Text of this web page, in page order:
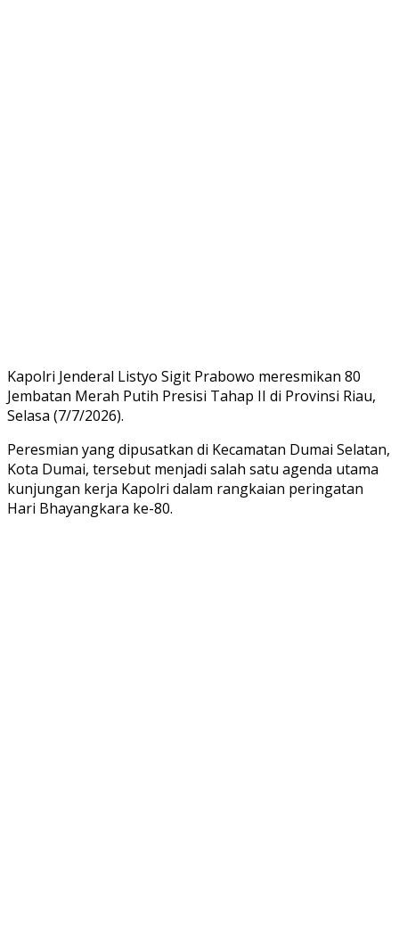
Kapolri Jenderal Listyo Sigit Prabowo meresmikan 80
Jembatan Merah Putih Presisi Tahap II di Provinsi Riau,
Selasa (7/7/2026).
Peresmian yang dipusatkan di Kecamatan Dumai Selatan,
Kota Dumai, tersebut menjadi salah satu agenda utama
kunjungan kerja Kapolri dalam rangkaian peringatan
Hari Bhayangkara ke-80.